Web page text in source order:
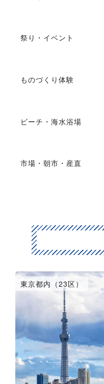
祭り・イベント
ものづくり体験
ビーチ・海水浴場
市場・朝市・産直
東京都内（23区）